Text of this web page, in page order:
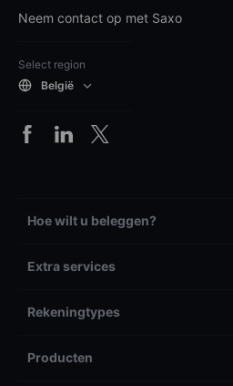
Neem contact op met Saxo
Select region
België
Hoe wilt u beleggen?
Extra services
Rekeningtypes
Producten